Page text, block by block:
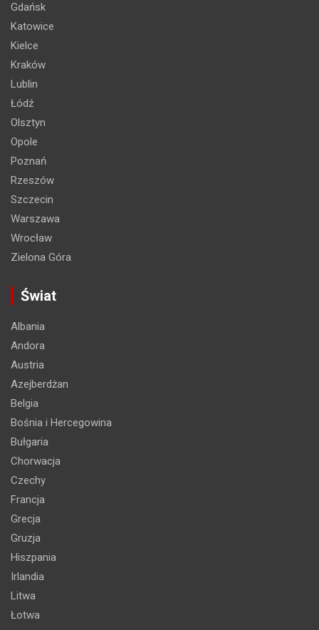
Gdańsk
Katowice
Kielce
Kraków
Lublin
Łódź
Olsztyn
Opole
Poznań
Rzeszów
Szczecin
Warszawa
Wrocław
Zielona Góra
Świat
Albania
Andora
Austria
Azejberdżan
Belgia
Bośnia i Hercegowina
Bułgaria
Chorwacja
Czechy
Francja
Grecja
Gruzja
Hiszpania
Irlandia
Litwa
Łotwa